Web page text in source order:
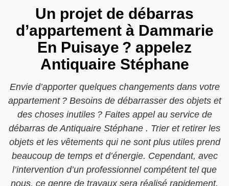
Un projet de débarras
d’appartement à Dammarie
En Puisaye ? appelez
Antiquaire Stéphane
Envie d’apporter quelques changements dans votre
appartement ? Besoins de débarrasser des objets et
des choses inutiles ? Faites appel au service de
débarras de Antiquaire Stéphane . Trier et retirer les
objets et les vêtements qui ne sont plus utiles prend
beaucoup de temps et d’énergie. Cependant, avec
l’intervention d’un professionnel compétent tel que
nous, ce genre de travaux sera réalisé rapidement.